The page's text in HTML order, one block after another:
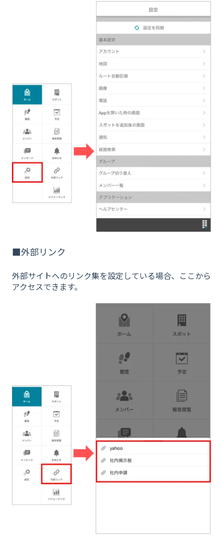
■外部リンク
外部サイトへのリンク集を設定している場合、ここから
アクセスできます。